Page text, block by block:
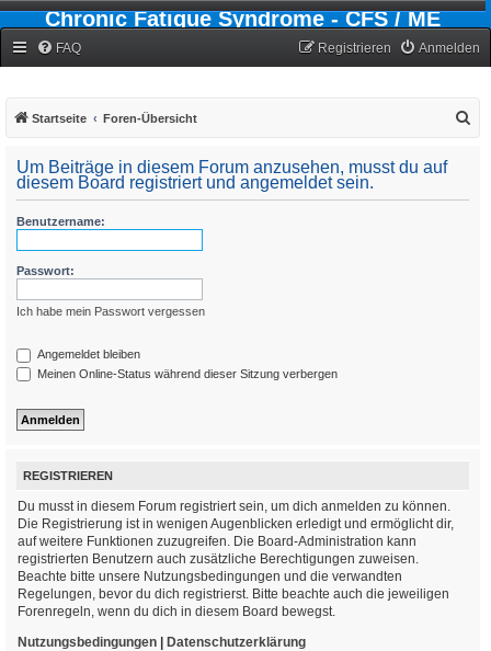
Chronic Fatigue Syndrome - CFS / ME
FAQ Anmelden
Registrieren
Startseite Foren-Übersicht
Um Beiträge in diesem Forum anzusehen, musst du auf
diesem Board registriert und angemeldet sein.
Benutzername:
Passwort:
Ich habe mein Passwort vergessen
Angemeldet bleiben
Meinen Online-Status während dieser Sitzung verbergen
REGISTRIEREN
Du musst in diesem Forum registriert sein, um dich anmelden zu können.
Die Registrierung ist in wenigen Augenblicken erledigt und ermöglicht dir,
auf weitere Funktionen zuzugreifen. Die Board-Administration kann
registrierten Benutzern auch zusätzliche Berechtigungen zuweisen.
Beachte bitte unsere Nutzungsbedingungen und die verwandten
Regelungen, bevor du dich registrierst. Bitte beachte auch die jeweiligen
Forenregeln, wenn du dich in diesem Board bewegst.
Nutzungsbedingungen | Datenschutzerklärung